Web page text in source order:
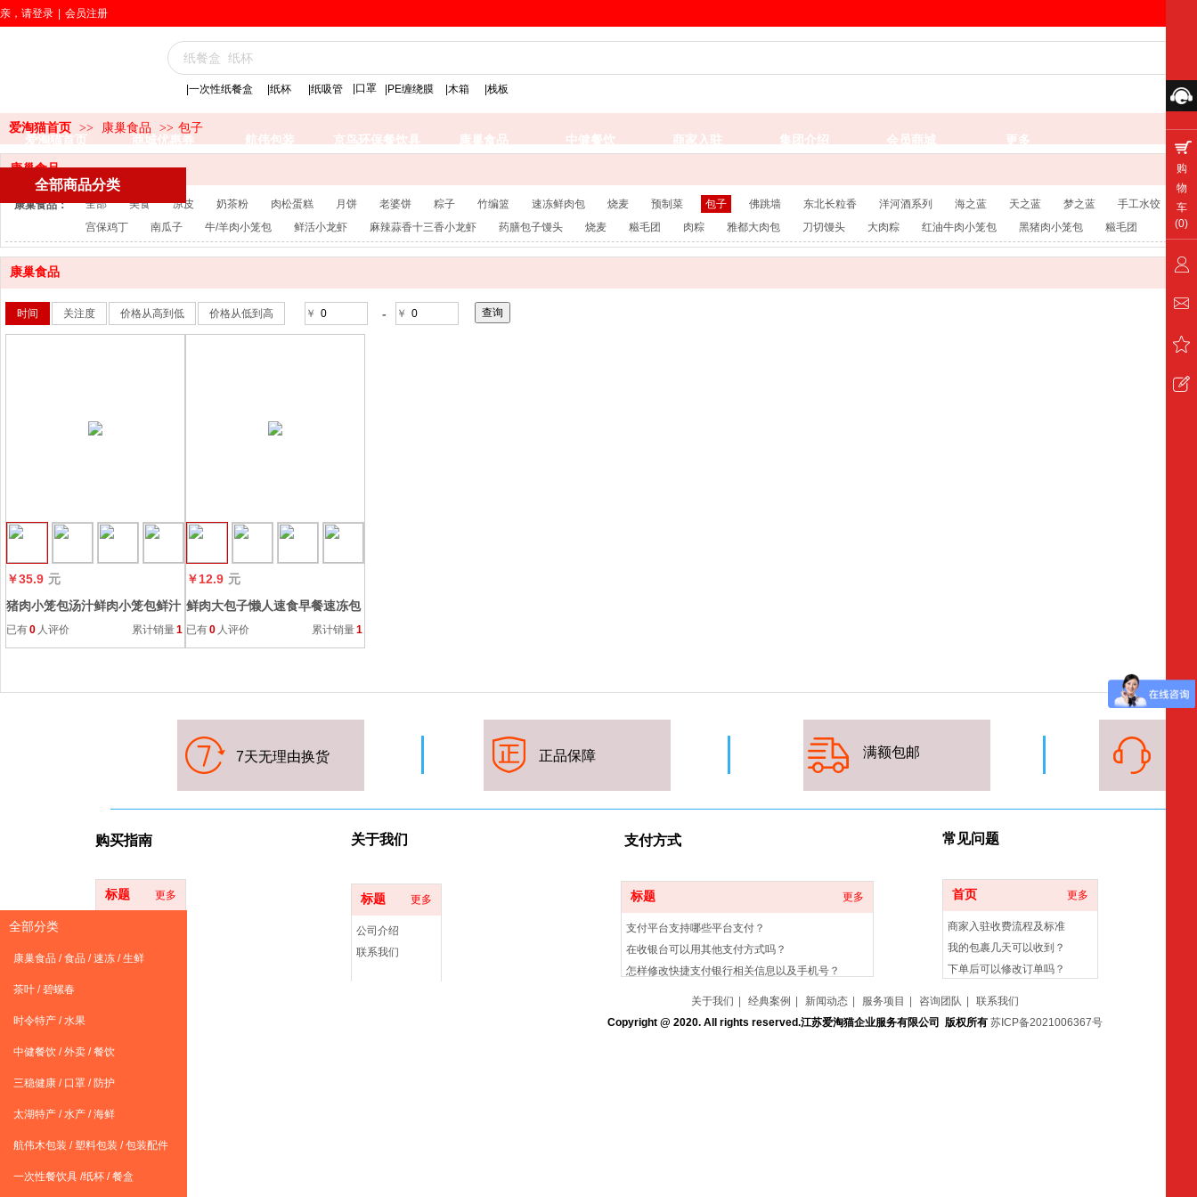
纸杯 |口罩 |PE缠绕膜 |木箱 |栈板
|纸吸管
|一次性纸餐盒
全部商品分类
全部分类
康巢食品 / 食品 / 速冻 / 生鲜
茶叶 / 碧螺春
时令特产 / 水果
中健餐饮 / 外卖 / 餐饮
三稳健康 / 口罩 / 防护
太湖特产 / 水产 / 海鲜
航伟木包装 / 塑料包装 / 包装配件
一次性餐饮具 /纸杯 / 餐盒
爱淘猫首页 商城优惠券 航伟包装 京鸟环保餐饮具 康巢食品 中健餐饮 商家入驻 集团介绍 会员商城 更多
亲，请登录 会员注册
爱淘猫首页 >> 康巢食品 >> 包子
康巢食品
康巢食品： 全部 美食 凉皮 奶茶粉 肉松蛋糕 月饼 老婆饼 粽子 竹编篮 速冻鲜肉包 烧麦 预制菜 包子 佛跳墙 东北长粒香 洋河酒系列 海之蓝 天之蓝 梦之蓝 手工水饺
宫
宫保鸡丁
南瓜子 牛/羊肉小笼包 鲜活小龙虾 麻辣蒜香十三香小龙虾 药膳包子馒头 烧麦 糍毛团 肉粽 雅都大肉包 刀切馒头 大肉粽 红油牛肉小笼包 黑猪肉小笼包 糍毛团
康巢食品
时间 关注度 价格从高到低 价格从低到高 ￥ - ￥
￥35.9 元
猪肉小笼包汤汁鲜肉小笼包鲜汁
早茶点心包子冷冻懒人速食肉包
早餐
已有0 人评价 累计销量1
￥12.9 元
鲜肉大包子懒人速食早餐速冻包
点半成品包子馒头荤素肉包子批
发
已有0 人评价 累计销量1
7天无理由换货 正品保障 满额包邮
标题 更多 标题 更多
公司介绍
联系我们
标题 更多
支付平台支持哪些平台支付？
在收银台可以用其他支付方式吗？
怎样修改快捷支付银行相关信息以及手机号？
首页 更多
商家入驻收费流程及标准
我的包裹几天可以收到？
下单后可以修改订单吗？
购买指南 关于我们 支付方式 常 见问题
关于我们 经典案例 新闻动态 服务项目 咨询团队
联系我们
Copyright @ 2020. All rights reserved.江苏爱淘猫企业服务有限公司 版权所有 苏ICP备2021006367号
购
物
车
(0)